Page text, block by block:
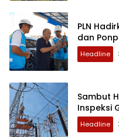
PLN
dan
Headline
Sambut
Inspeksi
Headline